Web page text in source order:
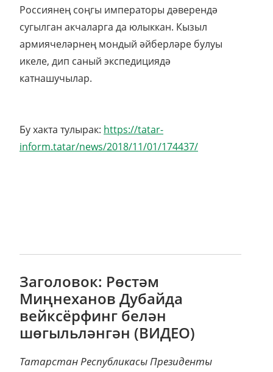
Россиянең соңгы императоры дәверендә
сугылган акчаларга да юлыккан. Кызыл
армиячеләрнең мондый әйберләре булуы
икеле, дип саный экспедициядә
катнашучылар.
Бу хакта тулырак: https://tatar-
inform.tatar/news/2018/11/01/174437/
Заголовок: Рөстәм
Миңнеханов Дубайда
вейксёрфинг белән
шөгыльләнгән (ВИДЕО)
Татарстан Республикасы Президенты